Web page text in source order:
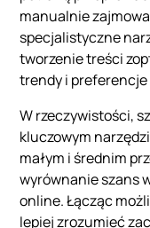
manualnie
specjalistyczne
tworzenie treści
trendy i preferencje
W rzeczywistości,
kluczowym
małym i średnim
wyrównanie szans
online. Łącząc
lepiej zrozumieć